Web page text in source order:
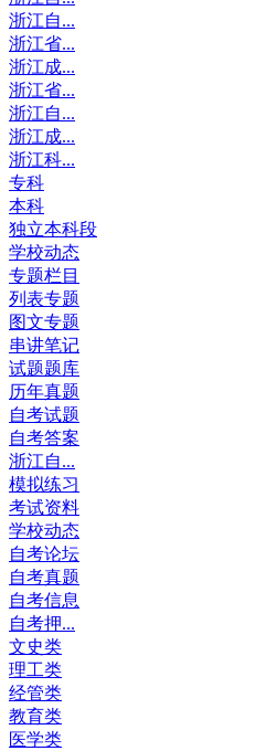
浙江自...
浙江省...
浙江成...
浙江省...
浙江自...
浙江成...
浙江科...
专科
本科
独立本科段
学校动态
专题栏目
列表专题
图文专题
串讲笔记
试题题库
历年真题
自考试题
自考答案
浙江自...
模拟练习
考试资料
学校动态
自考论坛
自考真题
自考信息
自考押...
文史类
理工类
经管类
教育类
医学类